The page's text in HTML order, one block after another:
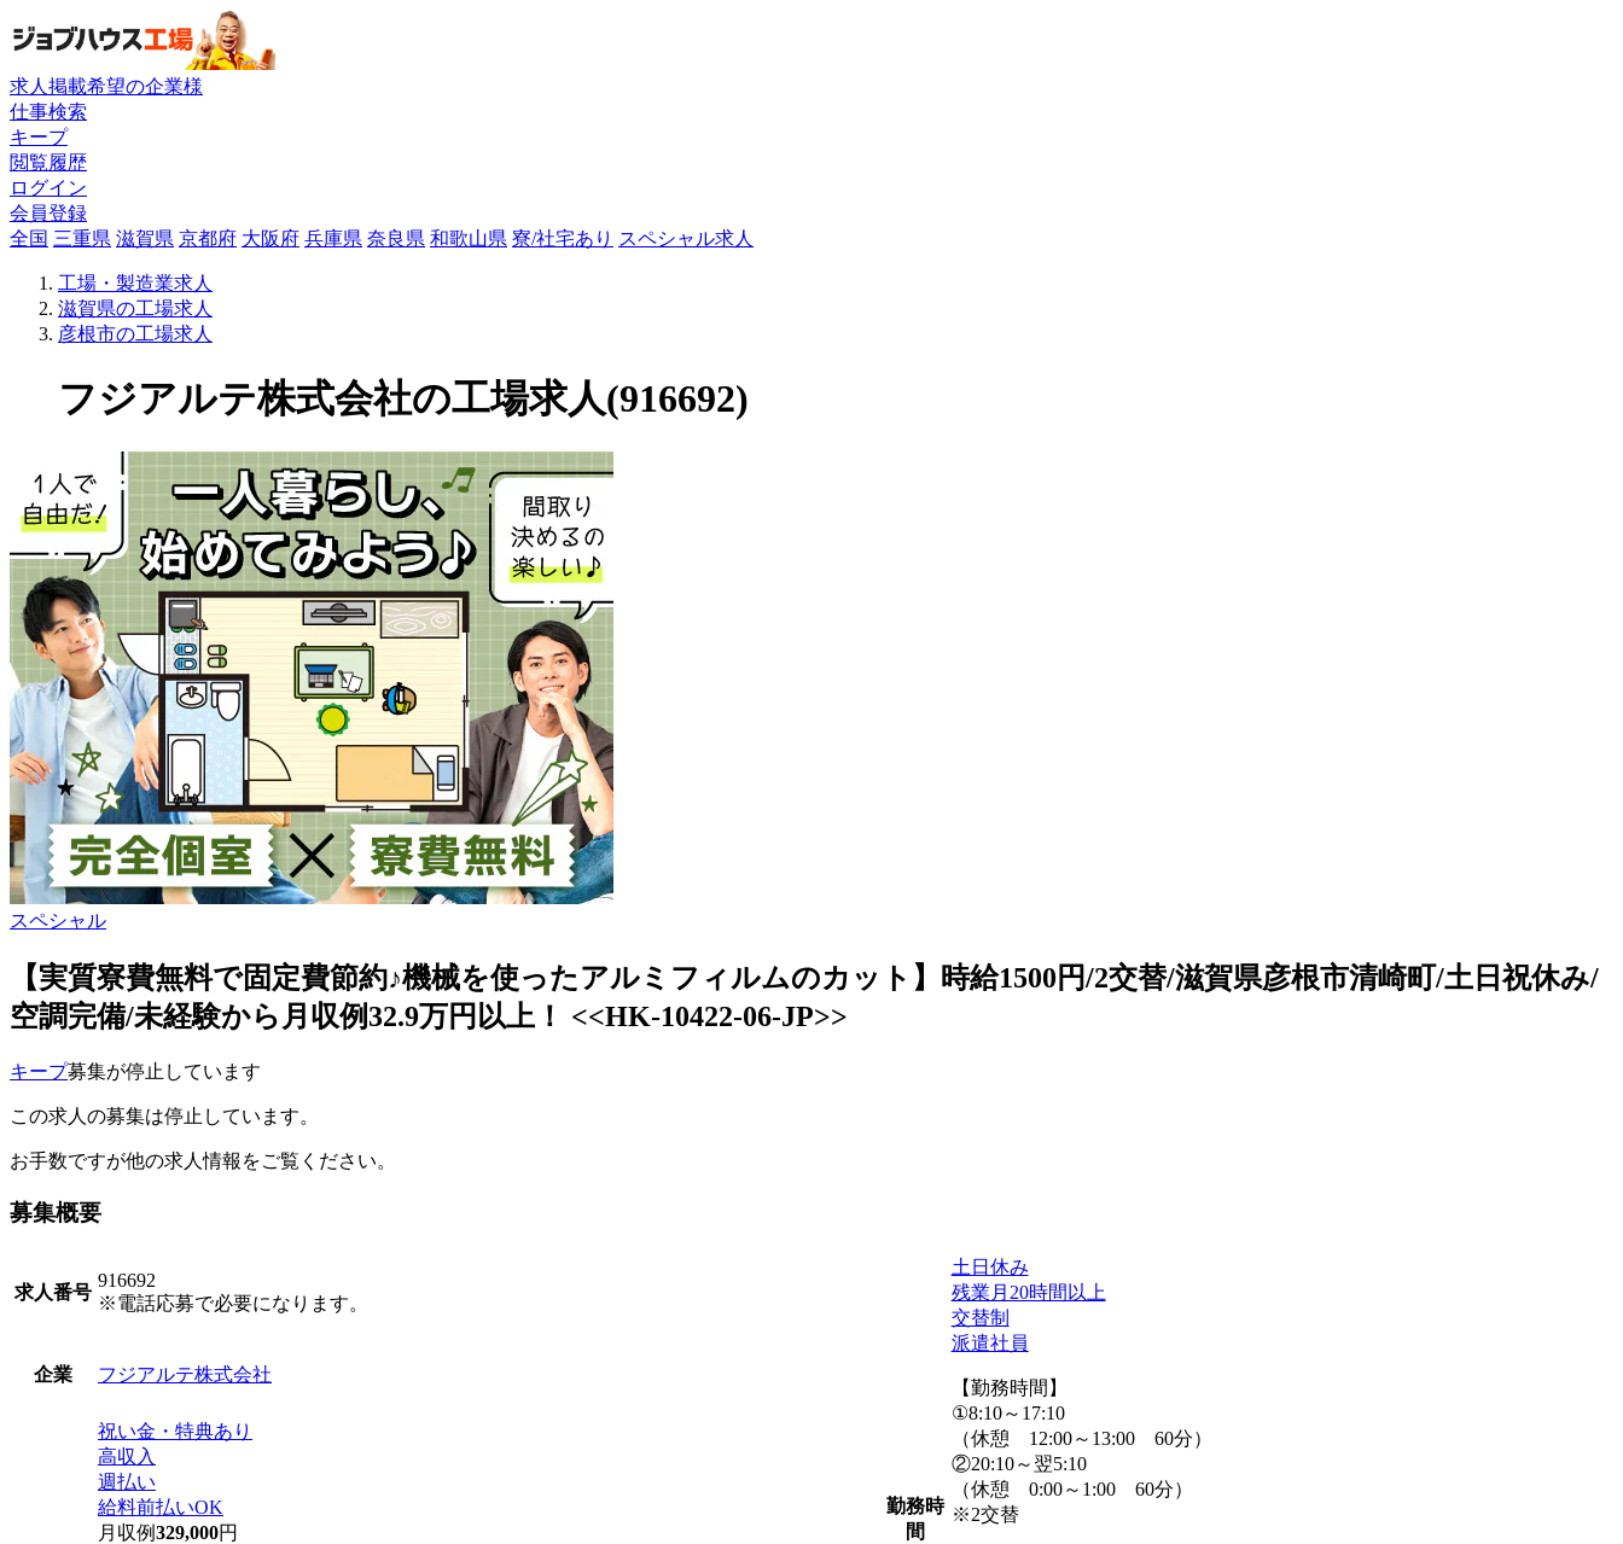
求人掲載希望の企業様
仕事検索
キープ
閲覧履歴
ログイン
会員登録
全国 三重県 滋賀県 京都府 大阪府 兵庫県 奈良県 和歌山県 寮/社宅あり スペシャル求人
工場・製造業求人
滋賀県の工場求人
彦根市の工場求人
フジアルテ株式会社の工場求人(916692)
スペシャル
【実質寮費無料で固定費節約♪機械を使ったアルミフィルムのカット】時給1500円/2交替/滋賀県彦根市清崎町/土日祝休み/
空調完備/未経験から月収例32.9万円以上！ <<HK-10422-06-JP>>
キープ募集が停止しています
この求人の募集は停止しています。
お手数ですが他の求人情報をご覧ください。
募集概要
求人番号
916692
※電話応募で必要になります。
企業 フジアルテ株式会社
祝い金・特典あり
高収入
週払い
給料前払いOK
月収例329,000円
勤務時
間
土日休み
残業月20時間以上
交替制
派遣社員
【勤務時間】
①8:10～17:10
（休憩 12:00～13:00 60分）
②20:10～翌5:10
（休憩 0:00～1:00 60分）
※2交替